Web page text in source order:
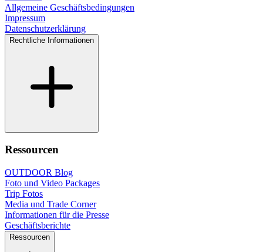
Allgemeine Geschäftsbedingungen
Impressum
Datenschutzerklärung
Rechtliche Informationen
Ressourcen
OUTDOOR Blog
Foto und Video Packages
Trip Fotos
Media und Trade Corner
Informationen für die Presse
Geschäftsberichte
Ressourcen